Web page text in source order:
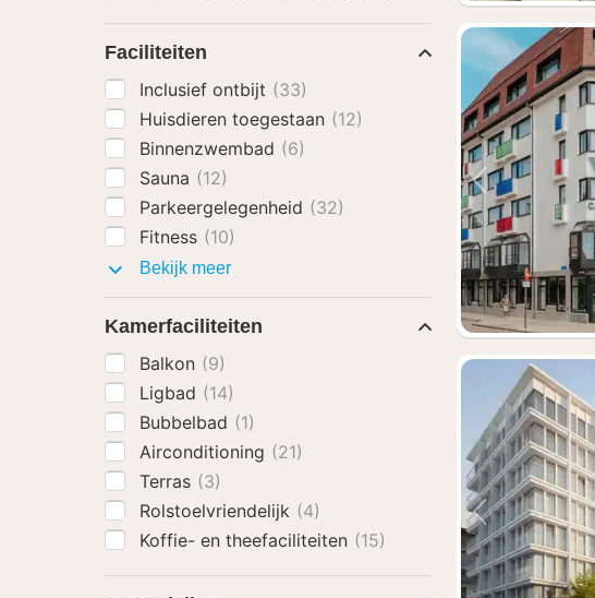
Vorige
Vorige
Faciliteiten
Inclusief ontbijt (33)
Huisdieren toegestaan (12)
Binnenzwembad (6)
Sauna (12)
Parkeergelegenheid (32)
Fitness (10)
Bekijk meerFaciliteiten
Kamerfaciliteiten
Balkon (9)
Ligbad (14)
Bubbelbad (1)
Airconditioning (21)
Terras (3)
Rolstoelvriendelijk (4)
Koffie- en theefaciliteiten (15)